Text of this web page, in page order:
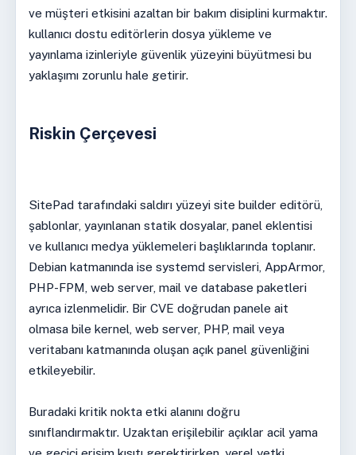
ve müşteri etkisini azaltan bir bakım disiplini kurmaktır.
kullanıcı dostu editörlerin dosya yükleme ve
yayınlama izinleriyle güvenlik yüzeyini büyütmesi bu
yaklaşımı zorunlu hale getirir.
Riskin Çerçevesi
SitePad tarafındaki saldırı yüzeyi site builder editörü,
şablonlar, yayınlanan statik dosyalar, panel eklentisi
ve kullanıcı medya yüklemeleri başlıklarında toplanır.
Debian katmanında ise systemd servisleri, AppArmor,
PHP-FPM, web server, mail ve database paketleri
ayrıca izlenmelidir. Bir CVE doğrudan panele ait
olmasa bile kernel, web server, PHP, mail veya
veritabanı katmanında oluşan açık panel güvenliğini
etkileyebilir.
Buradaki kritik nokta etki alanını doğru
sınıflandırmaktır. Uzaktan erişilebilir açıklar acil yama